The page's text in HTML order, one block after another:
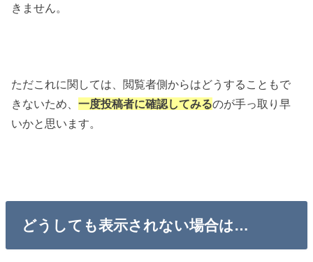
きません。
ただこれに関しては、閲覧者側からはどうすることもで
きないため、一度投稿者に確認してみるのが手っ取り早
いかと思います。
どうしても表示されない場合は…